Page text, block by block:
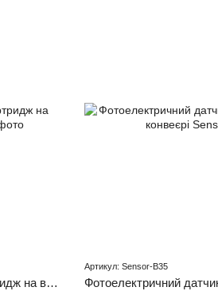
BENTSAI EB21B, Чорнильний картридж на водній основі (чорний)
Артикул: Sensor-B35